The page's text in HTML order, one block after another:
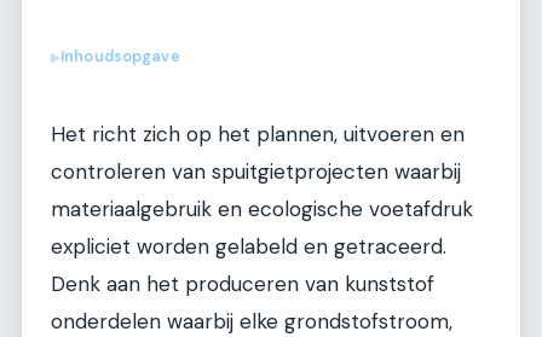
▶Inhoudsopgave
Het richt zich op het plannen, uitvoeren en
controleren van spuitgietprojecten waarbij
materiaalgebruik en ecologische voetafdruk
expliciet worden gelabeld en getraceerd.
Denk aan het produceren van kunststof
onderdelen waarbij elke grondstofstroom,